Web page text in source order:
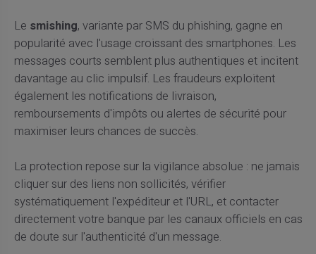
Le smishing, variante par SMS du phishing, gagne en
popularité avec l'usage croissant des smartphones. Les
messages courts semblent plus authentiques et incitent
davantage au clic impulsif. Les fraudeurs exploitent
également les notifications de livraison,
remboursements d'impôts ou alertes de sécurité pour
maximiser leurs chances de succès.
La protection repose sur la vigilance absolue : ne jamais
cliquer sur des liens non sollicités, vérifier
systématiquement l'expéditeur et l'URL, et contacter
directement votre banque par les canaux officiels en cas
de doute sur l'authenticité d'un message.